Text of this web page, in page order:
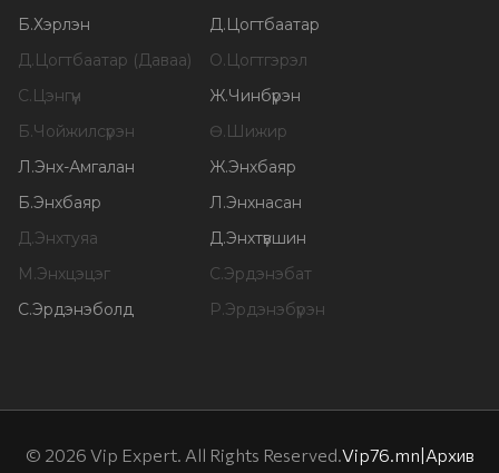
Б.Хэрлэн Д.Цогтбаатар
Д.Цогтбаатар (Даваа) О.Цогтгэрэл
С.Цэнгүүн Ж.Чинбүрэн
Б.Чойжилсүрэн Ө.Шижир
Л.Энх-Амгалан Ж.Энхбаяр
Б.Энхбаяр Л.Энхнасан
Д.Энхтуяа Д.Энхтүвшин
М.Энхцэцэг С.Эрдэнэбат
С.Эрдэнэболд Р.Эрдэнэбүрэн
© 2026 Vip Expert. All Rights Reserved.Vip76.mn|Архив